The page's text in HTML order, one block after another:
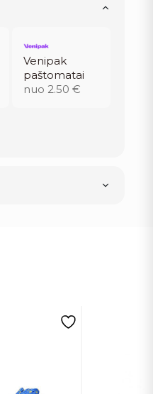
Venipak
paštomatai
nuo 2.50 €